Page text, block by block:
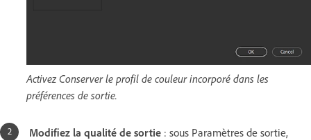
Activez Conserver le profil de couleur incorporé dans les
préférences de sortie.
Modifiez la qualité de sortie : sous Paramètres de sortie,